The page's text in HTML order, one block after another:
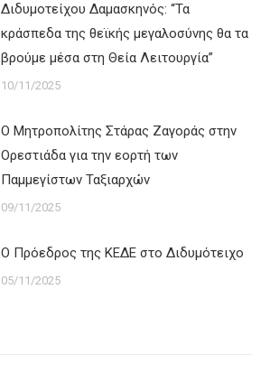
Διδυμοτείχου Δαμασκηνός: “Τα
κράσπεδα της θεϊκής μεγαλοσύνης θα τα
βρούμε μέσα στη Θεία Λειτουργία”
10/11/2025
Ο Μητροπολίτης Στάρας Ζαγοράς στην
Ορεστιάδα για την εορτή των
Παμμεγίστων Ταξιαρχών
09/11/2025
Ο Πρόεδρος της ΚΕΔΕ στο Διδυμότειχο
05/11/2025